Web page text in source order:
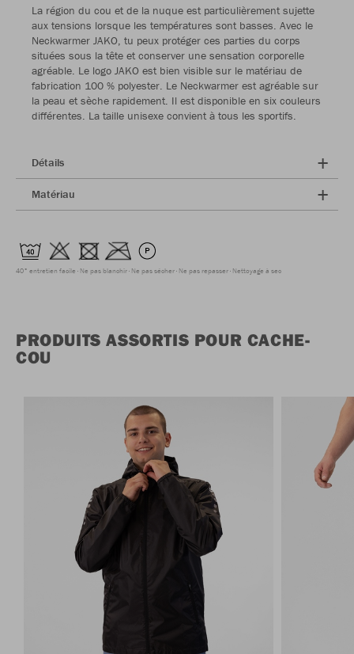
La région du cou et de la nuque est particulièrement sujette
aux tensions lorsque les températures sont basses. Avec le
Neckwarmer JAKO, tu peux protéger ces parties du corps
situées sous la tête et conserver une sensation corporelle
agréable. Le logo JAKO est bien visible sur le matériau de
fabrication 100 % polyester. Le Neckwarmer est agréable sur
la peau et sèche rapidement. Il est disponible en six couleurs
différentes. La taille unisexe convient à tous les sportifs.
Détails
Matériau
40° entretien facile Ne pas blanchir Ne pas sécher Ne pas repasser Nettoyage à sec
PRODUITS ASSORTIS POUR CACHE-
COU